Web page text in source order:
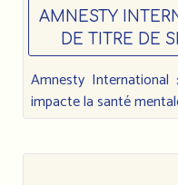
AMNESTY
DE TITRE DE
Amnesty
impacte la santé